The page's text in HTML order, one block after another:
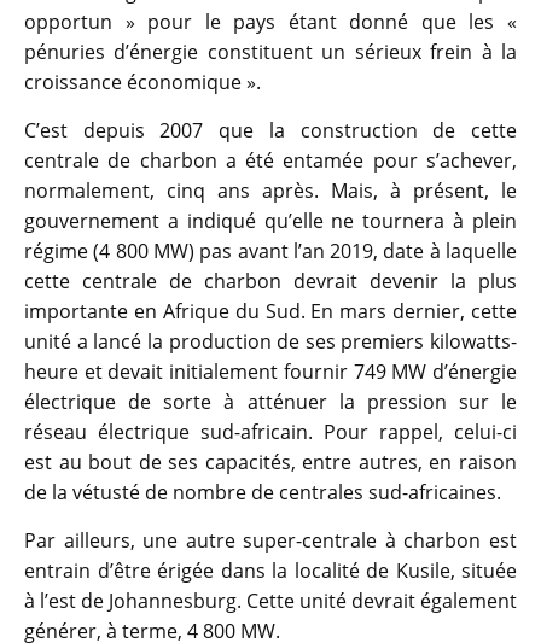
opportun » pour le pays étant donné que les «
pénuries d’énergie constituent un sérieux frein à la
croissance économique ».
C’est depuis 2007 que la construction de cette
centrale de charbon a été entamée pour s’achever,
normalement, cinq ans après. Mais, à présent, le
gouvernement a indiqué qu’elle ne tournera à plein
régime (4 800 MW) pas avant l’an 2019, date à laquelle
cette centrale de charbon devrait devenir la plus
importante en Afrique du Sud. En mars dernier, cette
unité a lancé la production de ses premiers kilowatts-
heure et devait initialement fournir 749 MW d’énergie
électrique de sorte à atténuer la pression sur le
réseau électrique sud-africain. Pour rappel, celui-ci
est au bout de ses capacités, entre autres, en raison
de la vétusté de nombre de centrales sud-africaines.
Par ailleurs, une autre super-centrale à charbon est
entrain d’être érigée dans la localité de Kusile, située
à l’est de Johannesburg. Cette unité devrait également
générer, à terme, 4 800 MW.